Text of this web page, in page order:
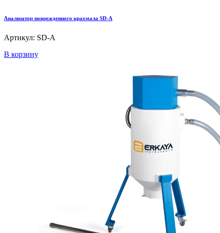
Анализатор поврежденного крахмала SD-A
Артикул: SD-A
В корзину